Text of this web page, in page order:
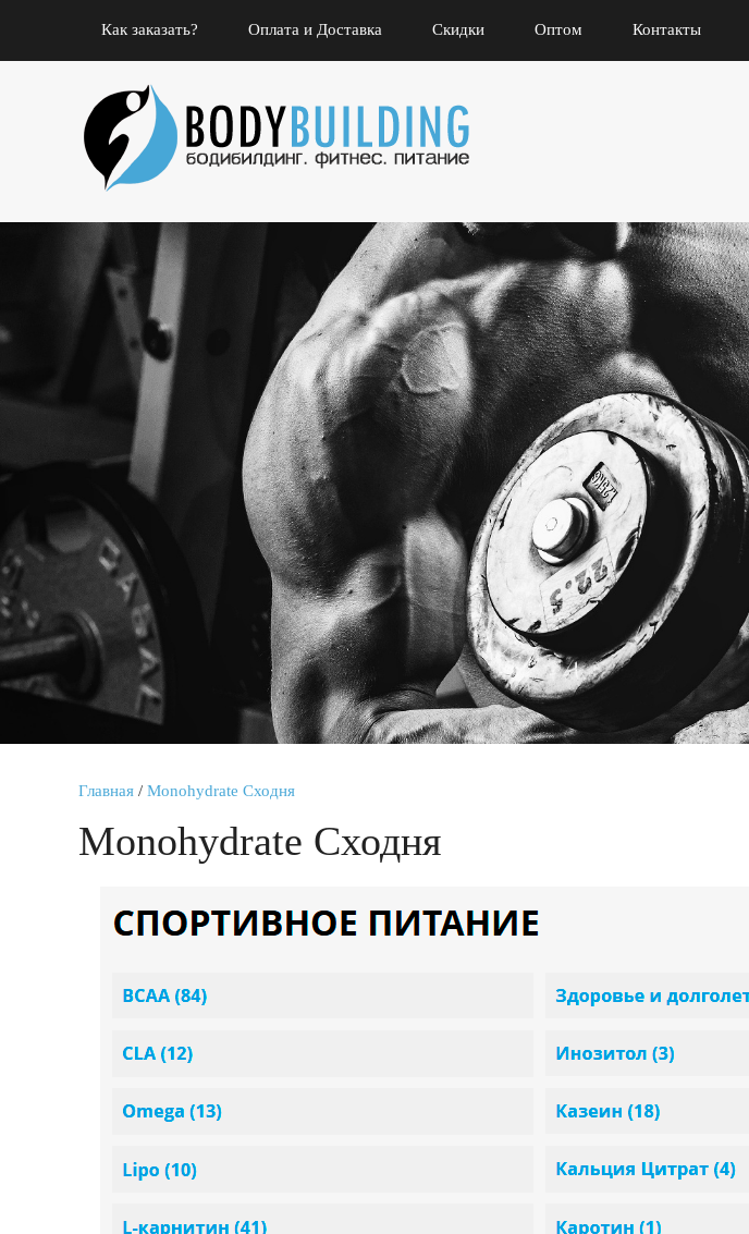
Как заказать? Оплата и Доставка Скидки Оптом Контакты
Главная / Monohydrate Сходня
Monohydrate Сходня